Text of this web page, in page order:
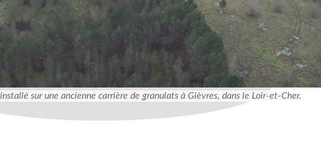
sur une ancienne carrière de granulats à Gièvres, dans le Loir-et-Cher.